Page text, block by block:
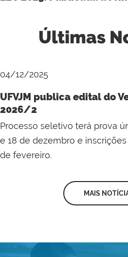
Últimas
04/12/2025
UFVJM publica edital do
2026/2
Processo seletivo terá prova
e 18 de dezembro e
de fevereiro.
MAIS